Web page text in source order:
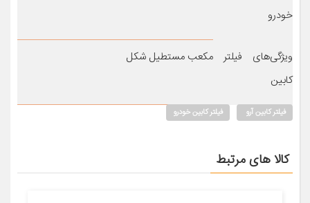
خودرو
ویژگی‌های فیلتر
کابین
مکعب مستطیل شکل
فیلتر کابین آرو فیلتر کابین خودرو
کالا های مرتبط